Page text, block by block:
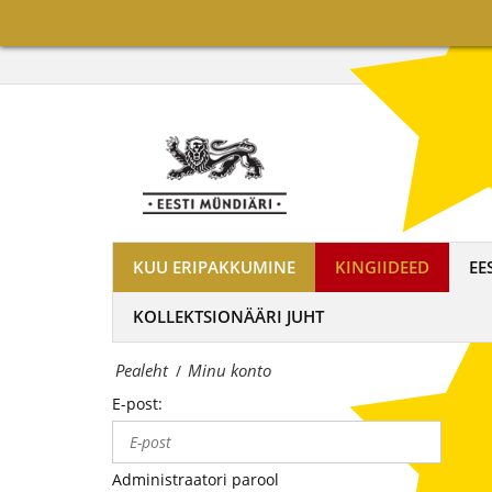
Eesti
Mündiäri
on
tuntumate
rahapajade
kollektsioonimüntide
ja
KUU ERIPAKKUMINE KINGIIDEED
KOLLEKTSIONÄÄRI JUHT
Pealeht / Minu konto
E-post:
Administraatori parool
rahapajade
kollektsioonimüntide
medalite
Eestis